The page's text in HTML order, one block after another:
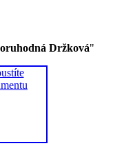
Držková"